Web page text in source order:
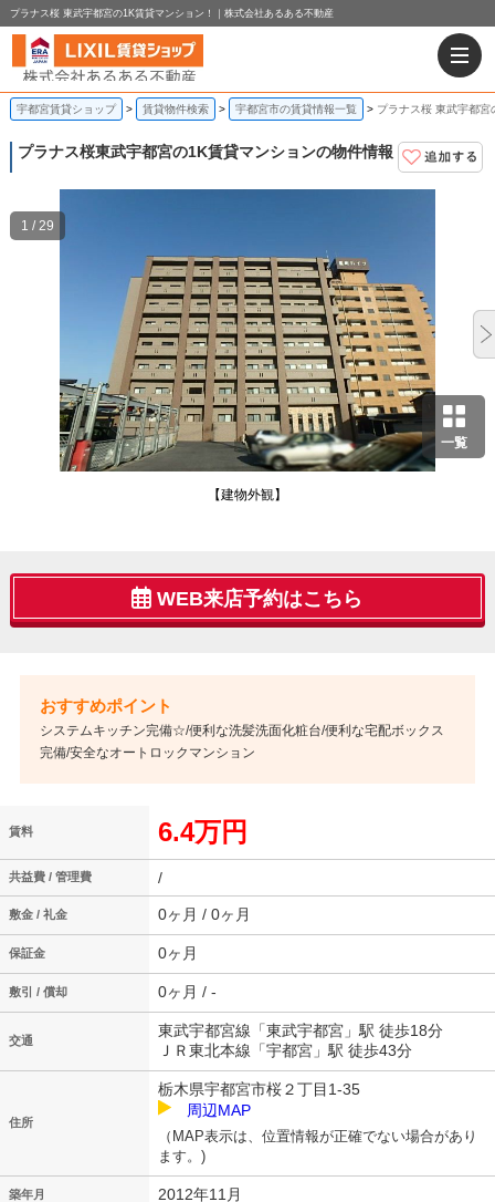
プラナス桜 東武宇都宮の1K賃貸マンション！｜株式会社あるある不動産
宇都宮賃貸ショップ 賃貸物件検索 宇都宮市の賃貸情報一覧 プラナス桜 東武宇都
プラナス桜東武宇都宮の1K賃貸マンションの物件情報
一覧
【建物外観】
1 / 29
WEB来店予約はこちら
システムキッチン完備☆/便利な洗髪洗面化粧台/便利な宅配ボックス
完備/安全なオートロックマンション
賃料 6.4万円
共益費 / 管理費 /
敷金 / 礼金 0ヶ月 / 0ヶ月
保証金 0ヶ月
敷引 / 償却 0ヶ月 / -
交通
東武宇都宮線「東武宇都宮」駅 徒歩18分
ＪＲ東北本線「宇都宮」駅 徒歩43分
住所
栃木県宇都宮市桜２丁目1-35
周辺MAP
（MAP表示は、位置情報が正確でない場合があり
ます。)
築年月 2012年11月